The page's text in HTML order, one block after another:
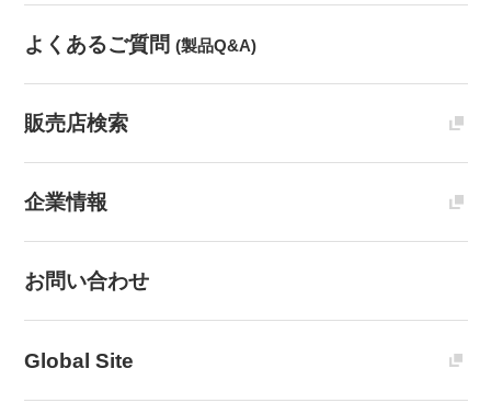
よくあるご質問 (製品Q&A)
販売店検索
企業情報
お問い合わせ
Global Site